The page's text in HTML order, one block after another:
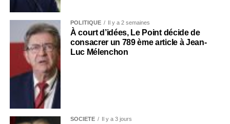
POLITIQUE Il y a 2 semaines
À court d’idées, Le Point décide de
consacrer un 789 ème article à Jean-
Luc Mélenchon
SOCIÉTÉ Il y a 3 jours